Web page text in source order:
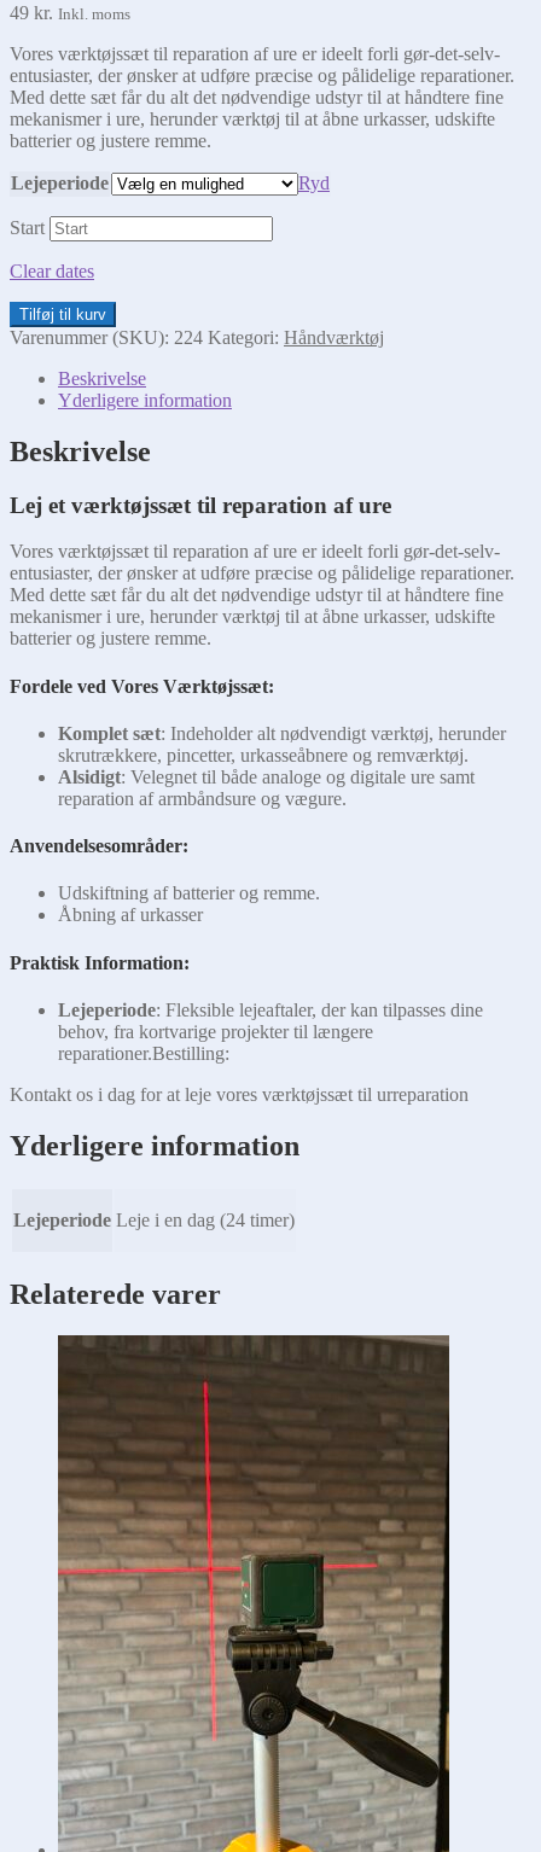
49 kr. Inkl. moms
Vores værktøjssæt til reparation af ure er ideelt forli gør-det-selv-
entusiaster, der ønsker at udføre præcise og pålidelige reparationer.
Med dette sæt får du alt det nødvendige udstyr til at håndtere fine
mekanismer i ure, herunder værktøj til at åbne urkasser, udskifte
batterier og justere remme.
Lejeperiode Ryd
Start
Clear dates
Værktøjssæt
til
antal
Tilføj til kurv
Varenummer (SKU): 224 Kategori: Håndværktøj
Beskrivelse
Yderligere information
Beskrivelse
Lej et værktøjssæt til reparation af ure
Vores værktøjssæt til reparation af ure er ideelt forli gør-det-selv-
entusiaster, der ønsker at udføre præcise og pålidelige reparationer.
Med dette sæt får du alt det nødvendige udstyr til at håndtere fine
mekanismer i ure, herunder værktøj til at åbne urkasser, udskifte
batterier og justere remme.
Fordele ved Vores Værktøjssæt:
Komplet sæt: Indeholder alt nødvendigt værktøj, herunder
skrutrækkere, pincetter, urkasseåbnere og remværktøj.
Alsidigt: Velegnet til både analoge og digitale ure samt
reparation af armbåndsure og vægure.
Anvendelsesområder:
Udskiftning af batterier og remme.
Åbning af urkasser
Praktisk Information:
Lejeperiode: Fleksible lejeaftaler, der kan tilpasses dine
behov, fra kortvarige projekter til længere
reparationer.Bestilling:
Kontakt os i dag for at leje vores værktøjssæt til urreparation
Yderligere information
Lejeperiode Leje i en dag (24 timer)
Relaterede varer